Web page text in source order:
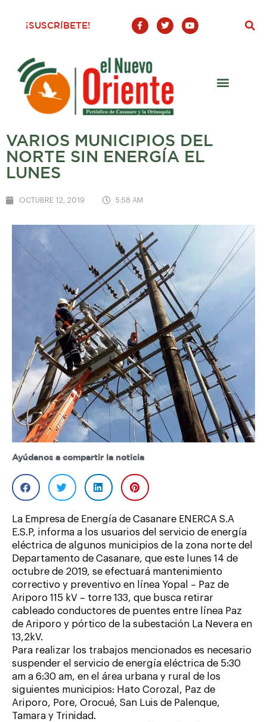
¡SUSCRÍBETE!
F
a
c
o
o
-
T
w
i
Y
o
u
VARIOS MUNICIPIOS DEL
NORTE SIN ENERGÍA EL
LUNES
OCTUBRE 12, 2019 5:58 AM
Ayúdanos a compartir la noticia
La Empresa de Energía de Casanare ENERCA S.A
E.S.P, informa a los usuarios del servicio de energía
eléctrica de algunos municipios de la zona norte del
Departamento de Casanare, que este lunes 14 de
octubre de 2019, se efectuará mantenimiento
correctivo y preventivo en línea Yopal – Paz de
Ariporo 115 kV – torre 133, que busca retirar
cableado conductores de puentes entre línea Paz
de Ariporo y pórtico de la subestación La Nevera en
13,2kV.
Para realizar los trabajos mencionados es necesario
suspender el servicio de energía eléctrica de 5:30
am a 6:30 am, en el área urbana y rural de los
siguientes municipios: Hato Corozal, Paz de
Ariporo, Pore, Orocué, San Luis de Palenque,
Tamara y Trinidad.